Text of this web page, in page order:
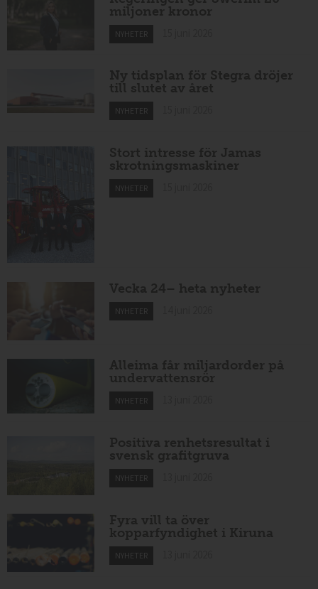
miljoner kronor
NYHETER
Ny tidsplan för Stegra dröjer
till slutet av året
NYHETER
Stort intresse för Jamas
skrotningsmaskiner
NYHETER
Vecka 24– heta nyheter
NYHETER
Alleima får miljardorder på
undervattensrör
NYHETER
Positiva renhetsresultat i
svensk grafitgruva
NYHETER
Fyra vill ta över
kopparfyndighet i Kiruna
NYHETER